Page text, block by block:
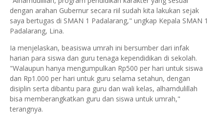
dengan arahan Gubernur secara riil sudah kita lakukan sejak
saya bertugas di SMAN 1 Padalarang," ungkap Kepala SMAN 1
Padalarang, Lina.
Ia menjelaskan, beasiswa umrah ini bersumber dari infak
harian para siswa dan guru tenaga kependidikan di sekolah.
"Walaupun hanya mengumpulkan Rp500 per hari untuk siswa
dan Rp1.000 per hari untuk guru selama setahun, dengan
disiplin serta dibantu para guru dan wali kelas, alhamdulillah
bisa memberangkatkan guru dan siswa untuk umrah,"
terangnya.